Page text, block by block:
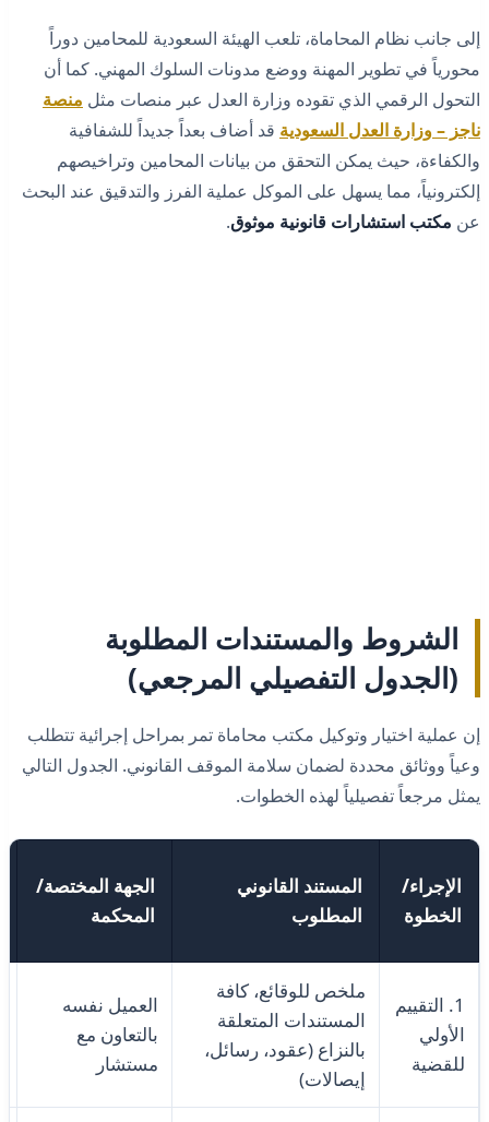
إلى جانب نظام المحاماة، تلعب الهيئة السعودية للمحامين دوراً
محورياً في تطوير المهنة ووضع مدونات السلوك المهني. كما أن
التحول الرقمي الذي تقوده وزارة العدل عبر منصات مثل منصة
ناجز – وزارة العدل السعودية قد أضاف بعداً جديداً للشفافية
والكفاءة، حيث يمكن التحقق من بيانات المحامين وتراخيصهم
إلكترونياً، مما يسهل على الموكل عملية الفرز والتدقيق عند البحث
عن مكتب استشارات قانونية موثوق.
الشروط والمستندات المطلوبة
(الجدول التفصيلي المرجعي)
إن عملية اختيار وتوكيل مكتب محاماة تمر بمراحل إجرائية تتطلب
وعياً ووثائق محددة لضمان سلامة الموقف القانوني. الجدول التالي
يمثل مرجعاً تفصيلياً لهذه الخطوات.
الإجراء/
الخطوة
المستند القانوني
المطلوب
الجهة المختصة/
المحكمة
1. التقييم
الأولي
للقضية
ملخص للوقائع، كافة
المستندات المتعلقة
بالنزاع (عقود، رسائل،
إيصالات)
العميل نفسه
بالتعاون مع
مستشار